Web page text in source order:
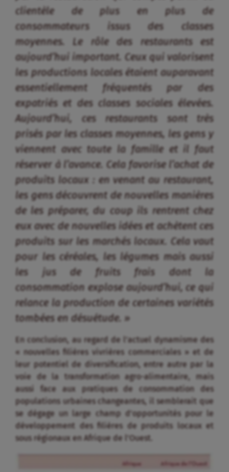
Aujourd’hui, ces restaurants sont très
prisés par les classes moyennes, les gens y
viennent avec toute la famille et il faut
réserver à l’avance. Cela favorise l’achat de
produits locaux : en venant au restaurant,
les gens découvrent de nouvelles manières
de les préparer, du coup ils rentrent chez
eux avec de nouvelles idées et achètent ces
produits sur les marchés locaux. Cela vaut
pour les céréales, les légumes mais aussi
les jus de fruits frais dont la
consommation explose aujourd’hui, ce qui
relance la production de certaines variétés
tombées en désuétude. »
En conclusion, au regard de l’actuel dynamisme des
« nouvelles filières vivrières commerciales » et de
leur potentiel de diversification, entre autre par la
voie de la transformation agro-alimentaire, mais
aussi face aux pratiques de consommation des
populations urbaines changeantes, il semblerait que
se dégage un large champ d’opportunités pour le
développement des filières de produits locaux et